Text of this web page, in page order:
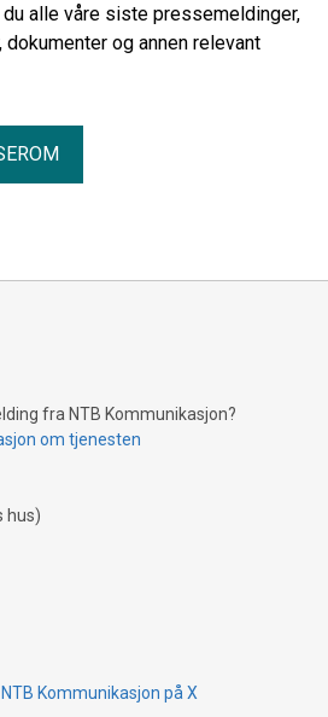
alle våre siste pressemeldinger,
og annen relevant
fra NTB Kommunikasjon?
om tjenesten
hus)
Kommunikasjon på X